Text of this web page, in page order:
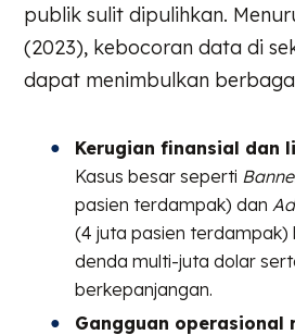
publik sulit dipulihkan.
(2023), kebocoran data di
dapat menimbulkan
Kerugian finansial dan
Kasus besar seperti
pasien terdampak) dan
(4 juta pasien terdampak)
denda multi-juta dolar
berkepanjangan.
Gangguan operasional